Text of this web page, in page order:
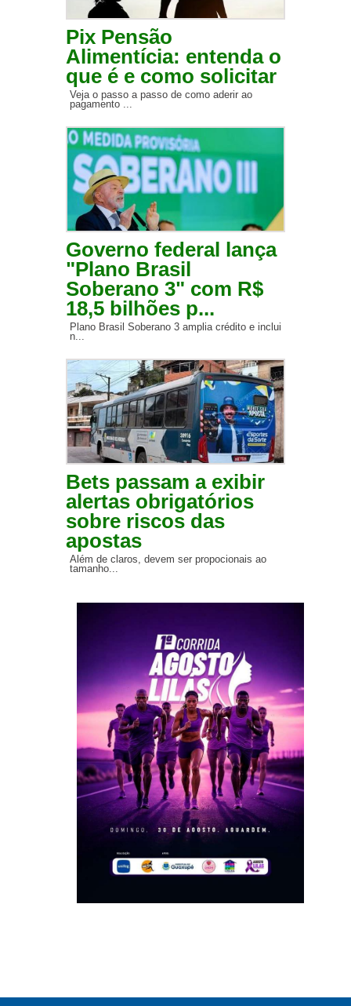
Pix Pensão
Alimentícia: entenda o
que é e como solicitar
Veja o passo a passo de como aderir ao
pagamento ...
Governo federal lança
"Plano Brasil
Soberano 3" com R$
18,5 bilhões p...
Plano Brasil Soberano 3 amplia crédito e inclui
n...
Bets passam a exibir
alertas obrigatórios
sobre riscos das
apostas
Além de claros, devem ser propocionais ao
tamanho...